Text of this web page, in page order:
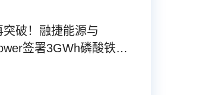
破！融捷能源与
签署3GWh磷酸铁锂